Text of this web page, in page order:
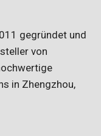
gegründet und
von
in Zhengzhou,